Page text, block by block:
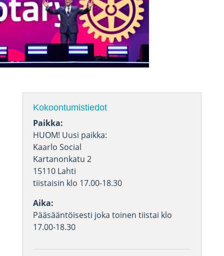
Kokoontumistiedot
Paikka:
HUOM! Uusi paikka:
Kaarlo Social
Kartanonkatu 2
15110 Lahti
tiistaisin klo 17.00-18.30
Aika:
Pääsääntöisesti joka toinen tiistai klo
17.00-18.30